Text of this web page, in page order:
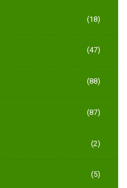
(18)
(47)
(88)
(87)
(2)
(5)